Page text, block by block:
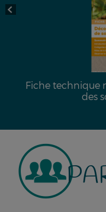
Fiche technique
des